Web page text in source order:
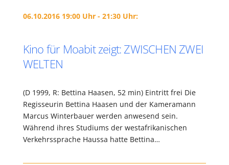
06.10.2016 19:00 Uhr - 21:30 Uhr:
Kino für Moabit zeigt: ZWISCHEN ZWEI
WELTEN
(D 1999, R: Bettina Haasen, 52 min) Eintritt frei Die
Regisseurin Bettina Haasen und der Kameramann
Marcus Winterbauer werden anwesend sein.
Während ihres Studiums der westafrikanischen
Verkehrssprache Haussa hatte Bettina…